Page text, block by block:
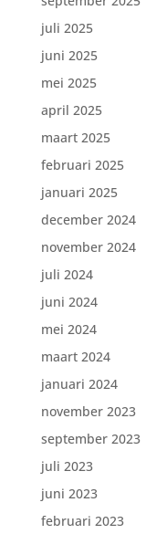
juli 2025
juni 2025
mei 2025
april 2025
maart 2025
februari 2025
januari 2025
december 2024
november 2024
juli 2024
juni 2024
mei 2024
maart 2024
januari 2024
november 2023
september 2023
juli 2023
juni 2023
februari 2023